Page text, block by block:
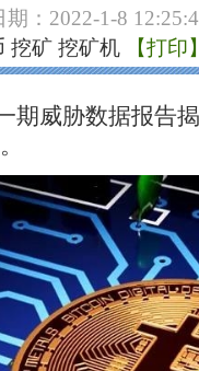
：2022-1-8
挖矿 挖矿机 【打印
期威胁数据报告